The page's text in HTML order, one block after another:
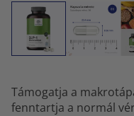
Támogatja a
fenntartja a normál